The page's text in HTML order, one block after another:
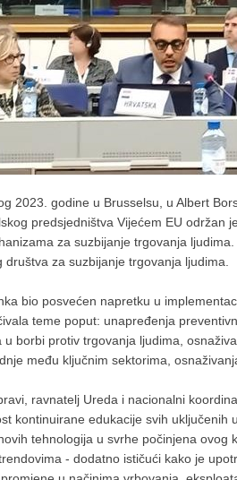
2023. godine u Brusselsu, u Albert
predsjedništva Vijećem EU
za suzbijanje trgovanja
društva za suzbijanje trgovanja ljudima.
bio posvećen napretku u
teme poput: unapređenja
u borbi protiv trgovanja ljudima,
među ključnim sektorima,
ravnatelj Ureda i nacionalni
kontinuirane edukacije svih
tehnologija u svrhe počinjena
- dodatno ističući kako je